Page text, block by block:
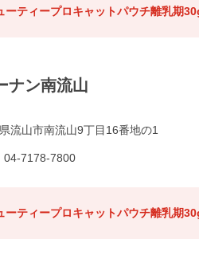
ーティープロキャットパウチ離乳期
ナン南流山
流山市南流山9丁目16番地の1
04-7178-7800
ーティープロキャットパウチ離乳期